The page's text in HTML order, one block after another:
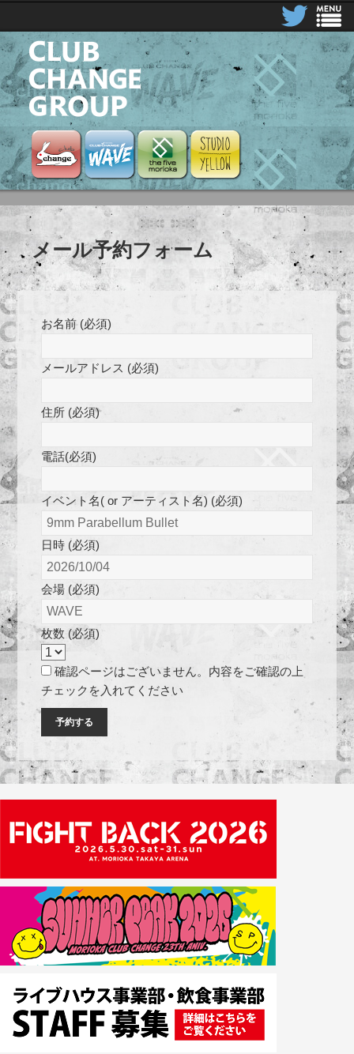
CLUB CHANGE GROUP
Club ChangeClub Change Wave
the five moriokaSTUDIO YELLOW
メール予約フォーム
お名前 (必須)
メールアドレス (必須)
住所 (必須)
電話(必須)
イベント名( or アーティスト名) (必須)
日時 (必須)
会場 (必須)
枚数 (必須)
確認ページはございません。内容をご確認の上
チェックを入れてください